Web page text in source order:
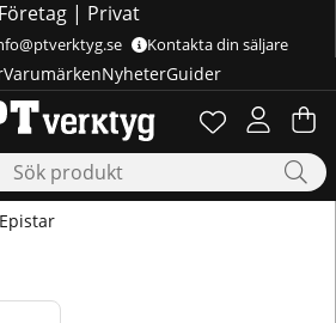
Företag| Privat
Kontakta din säljare
Önskelista
Antal i
. .
VarumärkenNyheterGuider
Epistar